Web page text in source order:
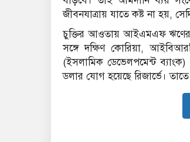
জীবনযাত্রায় যাতে কষ্ট না হয়,
চুক্তির আওতায় আইএমএফ ঋণের
সঙ্গে দক্ষিণ কোরিয়া,
(ইসলামিক ডেভেলপমেন্ট
ডলার যোগ হয়েছে রিজার্ভে।